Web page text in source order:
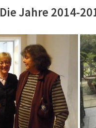
Die Jahre 2014-